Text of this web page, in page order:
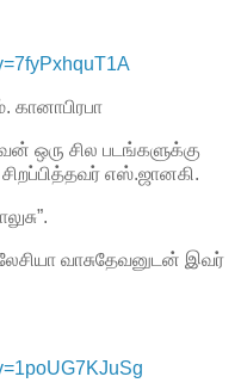
கானாபிரபா
ஒரு சில படங்களுக்கு
எஸ்.ஜானகி.
வாசுதேவனுடன் இவர்